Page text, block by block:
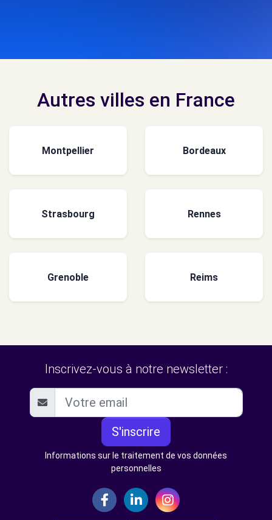
Autres villes en France
Montpellier Bordeaux
Strasbourg Rennes
Grenoble Reims
Inscrivez-vous à notre newsletter :
S'inscrire
Informations sur le traitement de vos données
personnelles